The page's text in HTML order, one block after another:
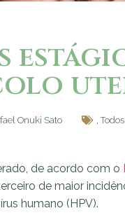
Onuki Sato , Todos
de acordo com o
de maior
humano (HPV).